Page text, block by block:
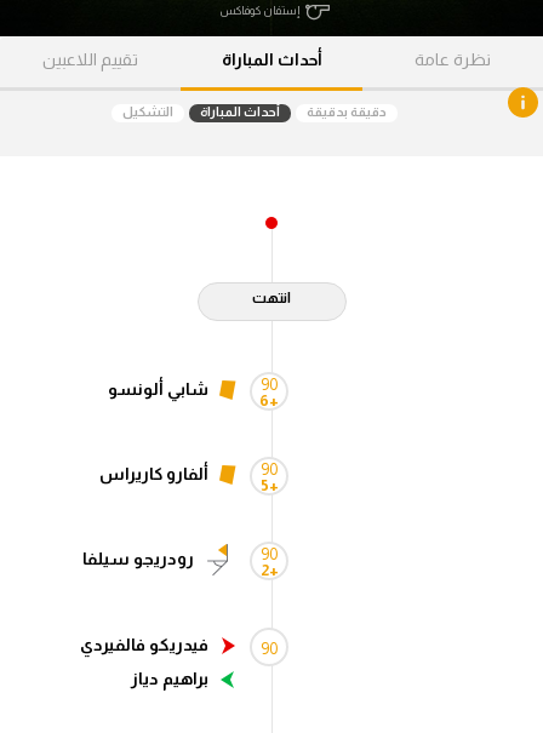
آراء حرة
الدوري الإنجليزي الممتاز
إستفان كوفاكس
نظرة عامة أحداث المباراة تقييم اللاعبين
دقيقة بدقيقة أحداث المباراة التشكيل
انتهت
90
+6
شابي ألونسو
90
+5
ألفارو كاريراس
90
+2
رودريجو سيلفا
90
فيدريكو فالفيردي
براهيم دياز